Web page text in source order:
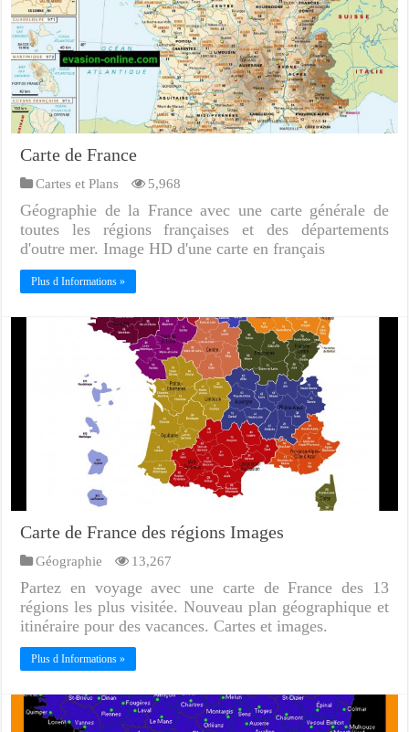
Carte de France
Cartes et Plans 5,968
Géographie de la France avec une carte générale de
toutes les régions françaises et des départements
d'outre mer. Image HD d'une carte en français
Plus d Informations »
Carte de France des régions Images
Géographie 13,267
Partez en voyage avec une carte de France des 13
régions les plus visitée. Nouveau plan géographique et
itinéraire pour des vacances. Cartes et images.
Plus d Informations »